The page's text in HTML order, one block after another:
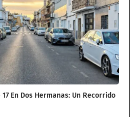
En Dos Hermanas: Un Recorrido